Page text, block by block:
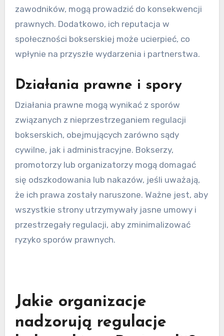
Bokserzy, którzy nie przestrzegają regulacji,
mogą zostać ukarani grzywnami, które mogą
wynosić od setek do tysięcy euro, w zależności
od wykroczenia. Do powszechnych naruszeń
lub angażowanie się w niesportowe
tymczasowe zawieszenia w rywalizacji, co
wpływa na karierę i zarobki boksera.
Konsekwencje dla
promotorów i organizatorów
Promotorzy i organizatorzy mogą ponieść
znaczne kary za nieprzestrzeganie regulacji, w
tym wysokie grzywny i cofnięcie licencji.
Naruszenia, takie jak brak odpowiednich
społeczności bokserskiej może ucierpieć, co
wpłynie na przyszłe wydarzenia i partnerstwa.